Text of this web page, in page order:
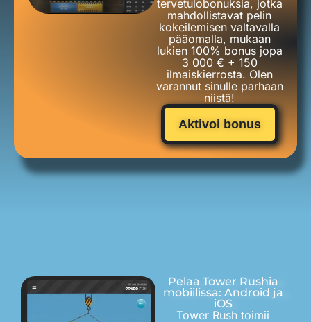
tervetulobonuksia, jotka
mahdollistavat pelin
kokeilemisen valtavalla
pääomalla, mukaan
lukien 100% bonus jopa
3 000 € + 150
ilmaiskierrosta. Olen
varannut sinulle parhaan
niistä!
Aktivoi bonus
Pelaa Tower Rushia
mobiilissa: Android ja
iOS
Tower Rush toimii